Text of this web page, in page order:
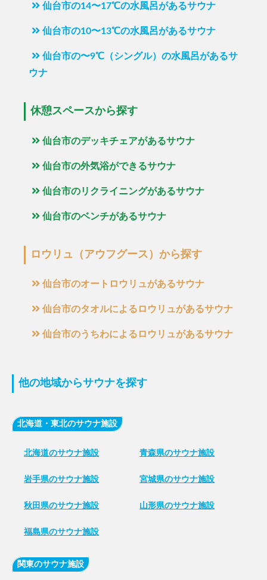
仙台市の14〜17℃の水風呂があるサウナ
仙台市の10〜13℃の水風呂があるサウナ
仙台市の〜9℃（シングル）の水風呂があるサ
ウナ
休憩スペースから探す
仙台市のデッキチェアがあるサウナ
仙台市の外気浴ができるサウナ
仙台市のリクライニングがあるサウナ
仙台市のベンチがあるサウナ
ロウリュ（アウフグース）から探す
仙台市のオートロウリュがあるサウナ
仙台市のタオルによるロウリュがあるサウナ
仙台市のうちわによるロウリュがあるサウナ
他の地域からサウナを探す
北海道・東北のサウナ施設
北海道のサウナ施設 青森県のサウナ施設
岩手県のサウナ施設 宮城県のサウナ施設
秋田県のサウナ施設 山形県のサウナ施設
福島県のサウナ施設
関東のサウナ施設